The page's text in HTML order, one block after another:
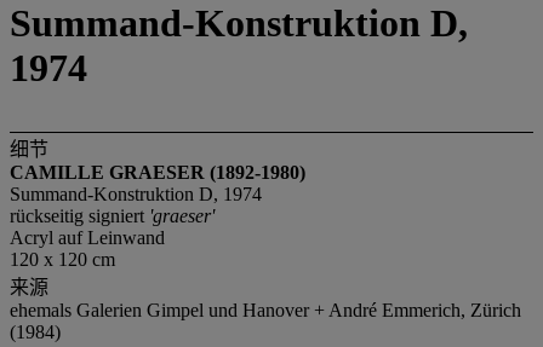
Summand-Konstruktion D,
1974
细节
CAMILLE GRAESER (1892-1980)
Summand-Konstruktion D, 1974
rückseitig signiert 'graeser'
Acryl auf Leinwand
120 x 120 cm
来源
ehemals Galerien Gimpel und Hanover + André Emmerich, Zürich
(1984)